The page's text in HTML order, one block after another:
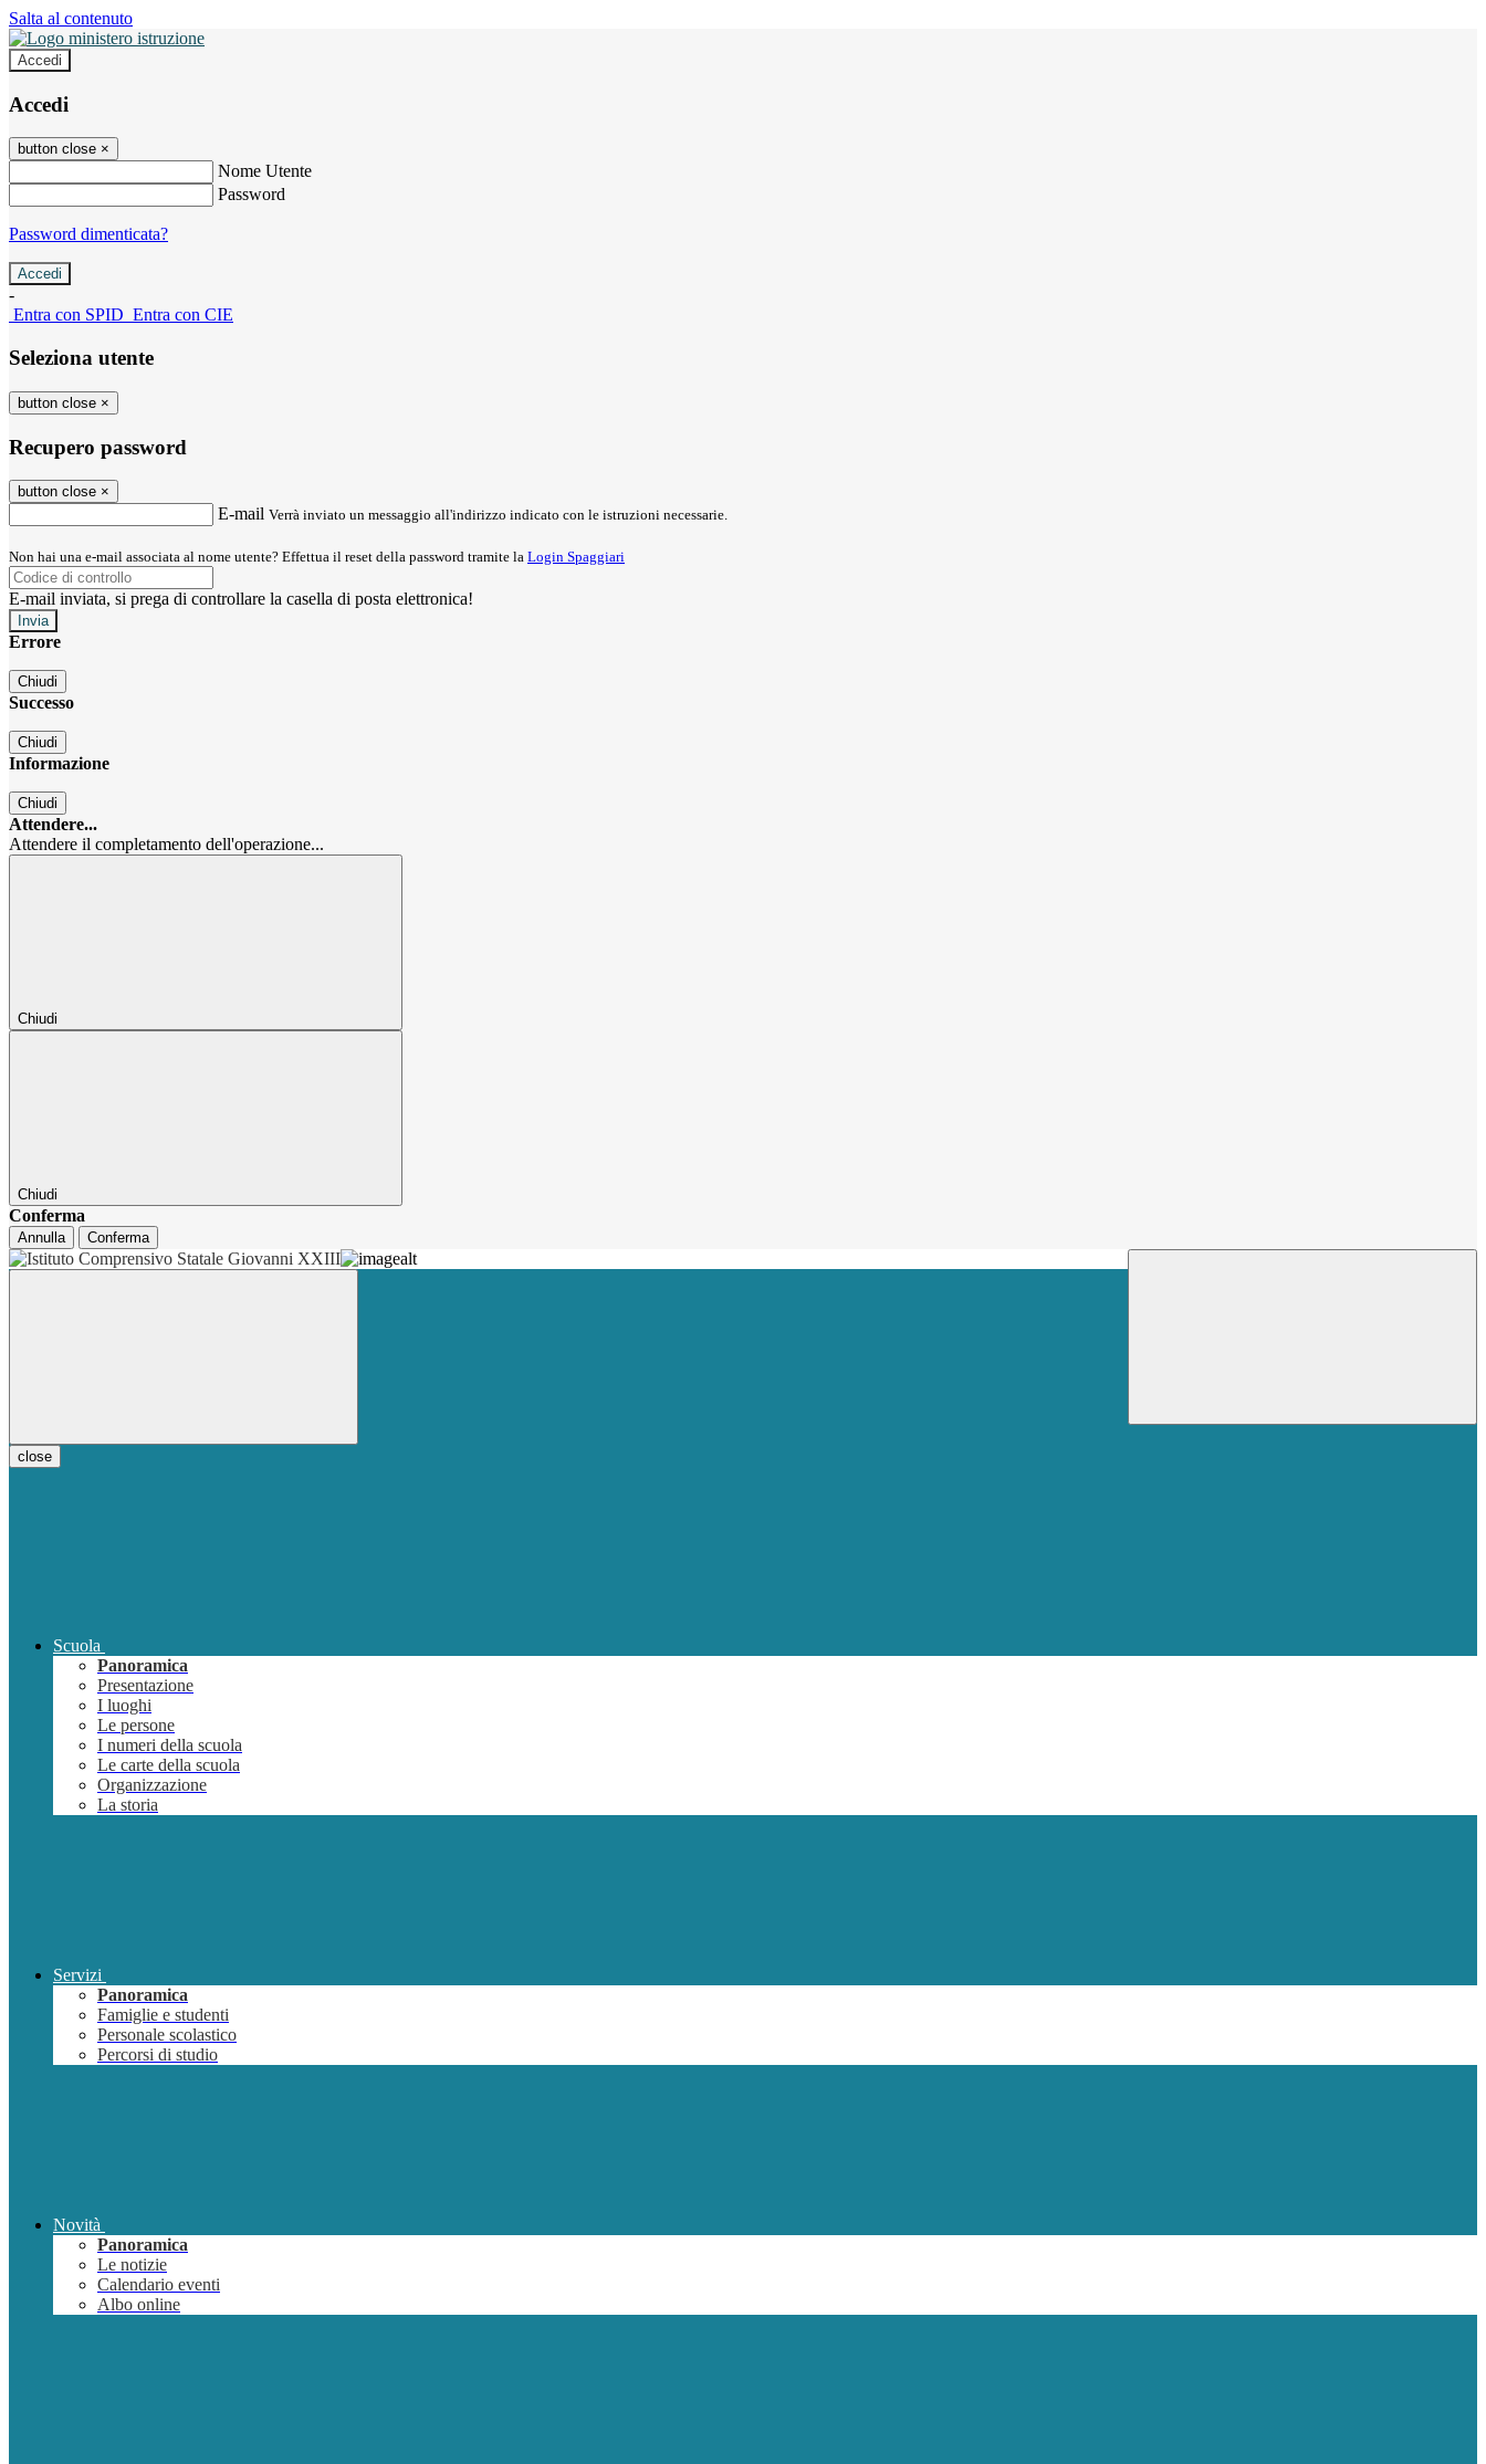
Salta al contenuto
Accedi
Accedi
button close ×
Nome Utente
Password
Password dimenticata?
-
Entra con SPID Entra con CIE
Seleziona utente
button close ×
Recupero password
button close ×
E-mail Verrà inviato un messaggio all'indirizzo indicato con le istruzioni necessarie.
Non hai una e-mail associata al nome utente? Effettua il reset della password tramite la Login Spaggiari
E-mail inviata, si prega di controllare la casella di posta elettronica!
Errore
Chiudi
Successo
Chiudi
Informazione
Chiudi
Attendere...
Attendere il completamento dell'operazione...
Chiudi
Chiudi
Conferma
Annulla Conferma
close
Scuola
Panoramica
Presentazione
I luoghi
Le persone
I numeri della scuola
Le carte della scuola
Organizzazione
La storia
Servizi
Panoramica
Famiglie e studenti
Personale scolastico
Percorsi di studio
Novità
Panoramica
Le notizie
Calendario eventi
Albo online